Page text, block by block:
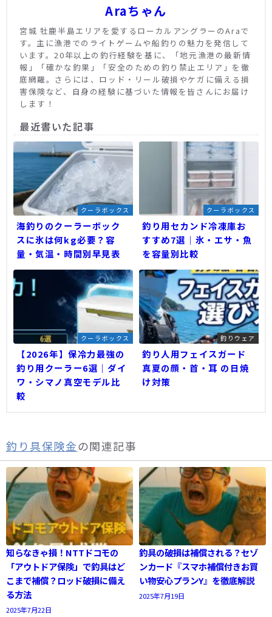
Araちゃん
宮城 牡鹿半島エリアを愛するローカルアングラーのAraで
す。主に漁港でのライトゲームや船釣りの魅力を発信して
います。20年以上の釣行経験を基に、「地元漁港の最新情
報」「確かな釣果」「安全のための釣り禁止エリア」を徹
底網羅。さらには、ロッド・リール破損やケガに備える損
害保険など、自身の経験に基づいた情報を皆さんにお届け
します！
最近書いた記事
クーラボックス
海釣りのクーラーボック
スに氷は何kg必要？容
量・気温・時間別早見表
クーラボックス
釣り用セカンド冷凍庫お
すすめ7選｜氷・エサ・魚
を容量別比較
クーラボックス
【2026年】保冷力最強の
釣り用クーラー6選｜ダイ
ワ・シマノ真空モデル比
較
釣りウェア
釣り人用フェイスガード
真夏の顔・首・耳 の日焼
け対策
釣り具保険金の関連記事
知らなきゃ損！NTTドコモの
「アウトドア保険」で釣具はど
こまで補償？ロッド破損に備え
る方法
2025年7月22日
釣具の破損は補償される？セゾ
ンカード『スマホ補償付きお買
い物安心プランY』を徹底解説
2025年7月19日